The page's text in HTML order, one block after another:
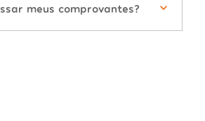
meus comprovantes?